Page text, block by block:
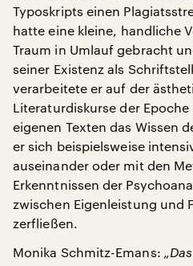
Typoskripts einen
hatte eine kleine, handliche
Traum in Umlauf gebracht
seiner Existenz als
verarbeitete er auf der
Literaturdiskurse der
eigenen Texten das Wissen
er sich beispielsweise
auseinander oder mit den
Erkenntnissen der
zwischen Eigenleistung und
zerfließen.
Monika Schmitz-Emans: